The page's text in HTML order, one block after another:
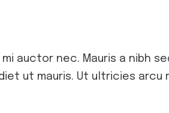
auctor nec. Mauris a nibh
ut mauris. Ut ultricies